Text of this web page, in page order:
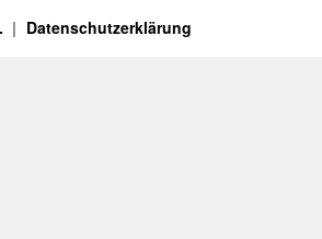
Datenschutz­erklärung